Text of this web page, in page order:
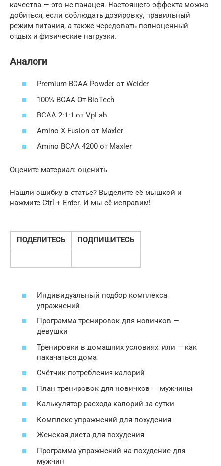
качества — это не панацея. Настоящего эффекта можно
добиться, если соблюдать дозировку, правильный
режим питания, а также чередовать полноценный
отдых и физические нагрузки.
Аналоги
Premium BCAA Powder от Weider
100% BCAA От BioTech
BCAA 2:1:1 от VpLab
Amino X-Fusion от Maxler
Amino BCAA 4200 от Maxler
Оцените материал: оценить
Нашли ошибку в статье? Выделите её мышкой и
нажмите Ctrl + Enter. И мы её исправим!
ПОДЕЛИТЕСЬ ПОДПИШИТЕСЬ
Индивидуальный подбор комплекса
упражнений
Программа тренировок для новичков —
девушки
Тренировки в домашних условиях, или — как
накачаться дома
Счётчик потребления калорий
План тренировок для новичков — мужчины
Калькулятор расхода калорий за сутки
Комплекс упражнений для похудения
Женская диета для похудения
Программа упражнений на похудение для
мужчин